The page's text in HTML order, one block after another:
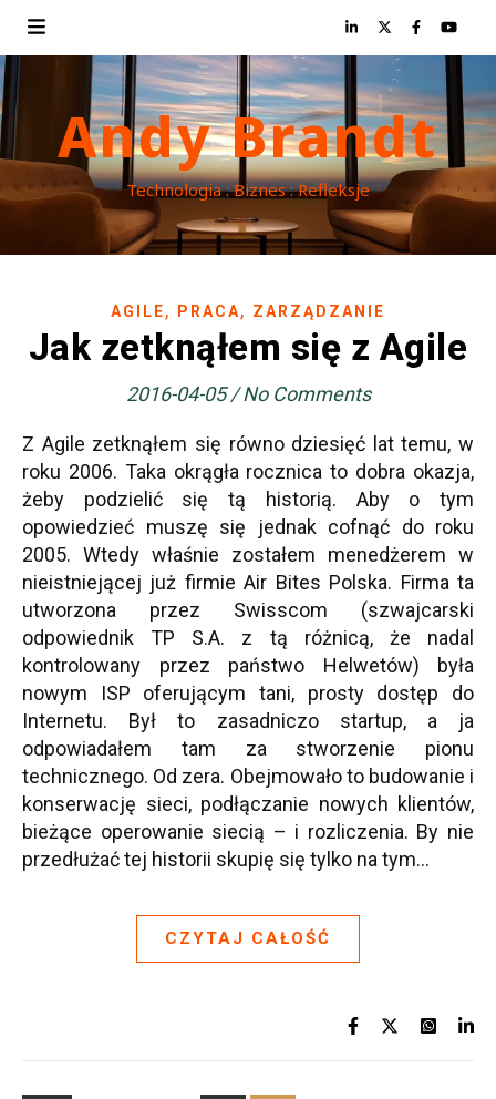
Andy Brandt
Technologia : Biznes : Refleksje
AGILE, PRACA, ZARZĄDZANIE
Jak zetknąłem się z Agile
2016-04-05 / No Comments
Z Agile zetknąłem się równo dziesięć lat temu, w
roku 2006. Taka okrągła rocznica to dobra okazja,
żeby podzielić się tą historią. Aby o tym
opowiedzieć muszę się jednak cofnąć do roku
2005. Wtedy właśnie zostałem menedżerem w
nieistniejącej już firmie Air Bites Polska. Firma ta
utworzona przez Swisscom (szwajcarski
odpowiednik TP S.A. z tą różnicą, że nadal
kontrolowany przez państwo Helwetów) była
nowym ISP oferującym tani, prosty dostęp do
Internetu. Był to zasadniczo startup, a ja
odpowiadałem tam za stworzenie pionu
technicznego. Od zera. Obejmowało to budowanie i
konserwację sieci, podłączanie nowych klientów,
bieżące operowanie siecią – i rozliczenia. By nie
przedłużać tej historii skupię się tylko na tym…
CZYTAJ CAŁOŚĆ